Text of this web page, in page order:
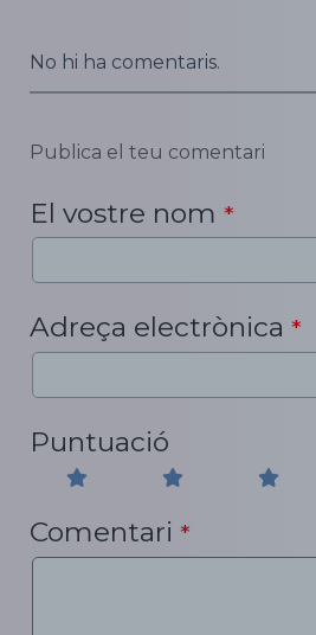
No hi ha comentaris.
Publica el teu comentari
El vostre nom *
Adreça electrònica *
Puntuació
Comentari *